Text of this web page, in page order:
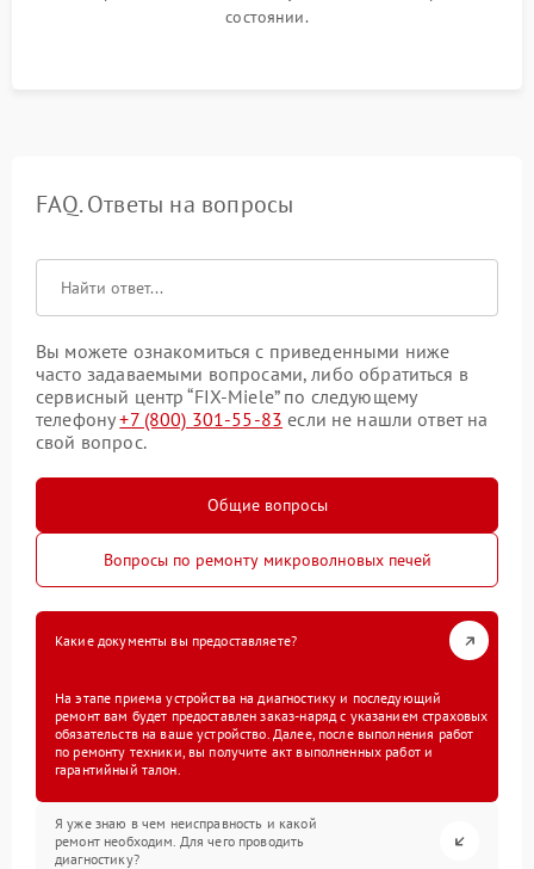
состоянии.
FAQ. Ответы на вопросы
Вы можете ознакомиться с приведенными ниже
часто задаваемыми вопросами, либо обратиться в
сервисный центр “FIX-Miele” по следующему
телефону+7 (800) 301-55-83 если не нашли ответ на
свой вопрос.
Общие вопросы
Вопросы по ремонту микроволновых печей
Какие документы вы предоставляете?
На этапе приема устройства на диагностику и последующий
ремонт вам будет предоставлен заказ-наряд с указанием страховых
обязательств на ваше устройство. Далее, после выполнения работ
по ремонту техники, вы получите акт выполненных работ и
гарантийный талон.
Я уже знаю в чем неисправность и какой
ремонт необходим. Для чего проводить
диагностику?